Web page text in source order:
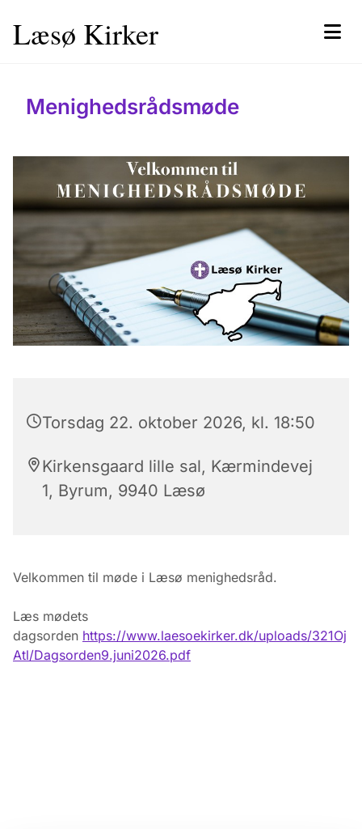
Læsø Kirker
Menighedsrådsmøde
Torsdag 22. oktober 2026, kl. 18:50
Kirkensgaard lille sal, Kærmindevej
1, Byrum, 9940 Læsø
Velkommen til møde i Læsø menighedsråd.
Læs mødets
dagsorden https://www.laesoekirker.dk/uploads/321Oj
Atl/Dagsorden9.juni2026.pdf